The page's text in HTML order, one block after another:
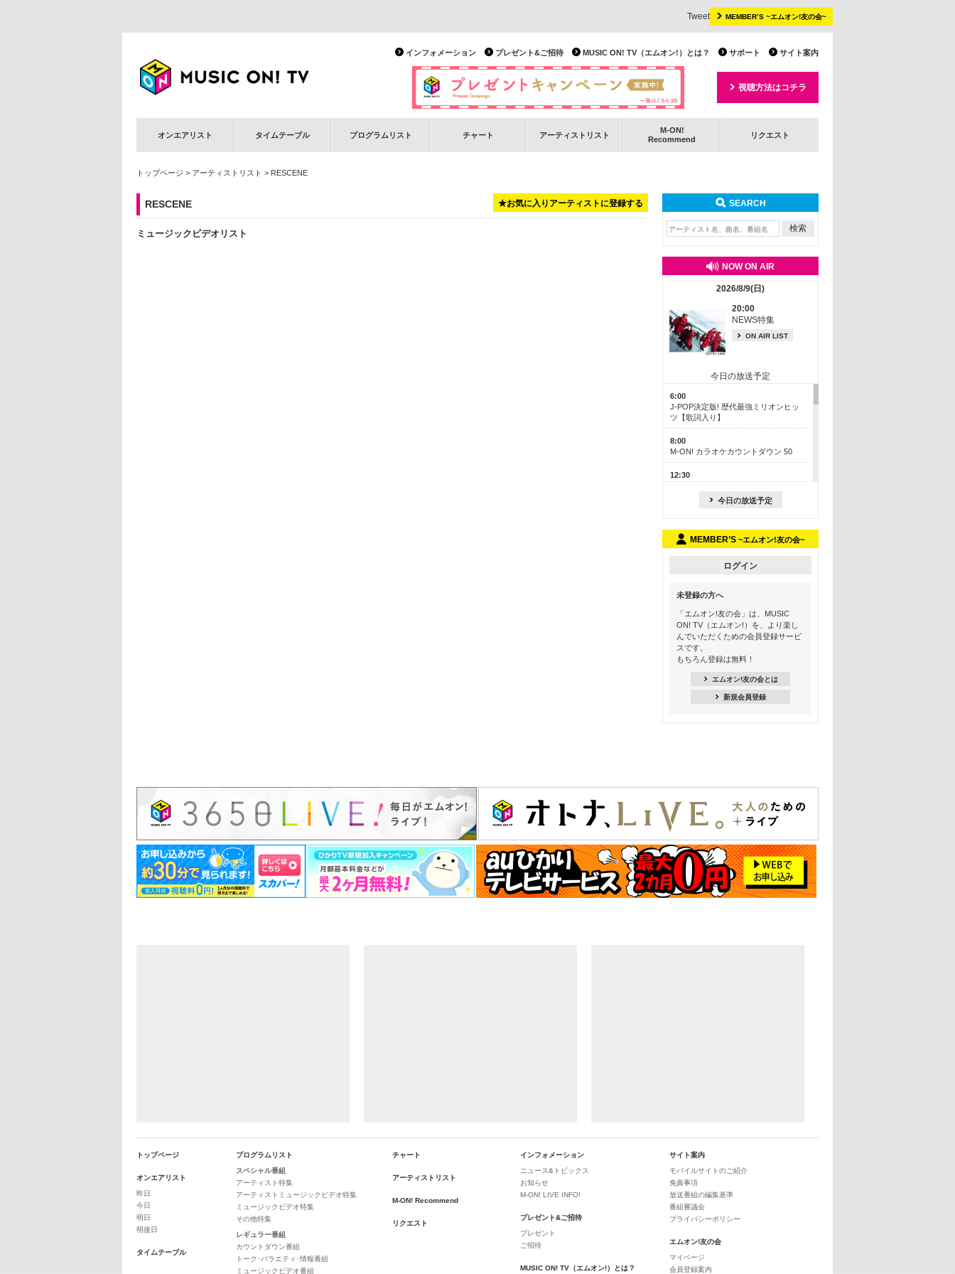
MEMBER’S ~エムオン!友の会~
Tweet
サイト案内
サポート
MUSIC ON! TV（エムオン!）とは？
プレゼント&ご招待
インフォメーション
視聴方法はコチラ
オンエアリスト タイムテーブル プログラムリスト チャート アーティストリスト
M-ON!
Recommend
リクエスト
トップページ > アーティストリスト > RESCENE
★お気に入りアーティストに登録する
RESCENE
ミュージックビデオリスト
SEARCH
NOW ON AIR
2026/8/9(日)
20:00
NEWS特集
ON AIR LIST
今日の放送予定
6:00
J-POP決定版! 歴代最強ミリオンヒッ
ツ【歌詞入り】
8:00
M-ON! カラオケカウントダウン 50
12:30
18:30
Hits ON! 最新アニメ主題歌特集 ＜＃
17＞
19:30
Kis-My-Ft2特集
NEWS特集
エムオン! ビッグヒッツ
25:00
この夏聴きたい! サマーソングメドレ
今日の放送予定
MEMBER’S ~エムオン!友の会~
ログイン
未登録の方へ
「エムオン!友の会」は、MUSIC
ON! TV（エムオン!）を、より楽し
んでいただくための会員登録サービ
スです。
もちろん登録は無料！
エムオン!友の会とは
新規会員登録
トップページ
オンエアリスト
昨日
今日
明日
明後日
タイムテーブル
プログラムリスト
スペシャル番組
アーティスト特集
アーティストミュージックビデオ特集
ミュージックビデオ特集
その他特集
レギュラー番組
カウントダウン番組
トーク･バラエティ･情報番組
ミュージックビデオ番組
チャート
アーティストリスト
M-ON! Recommend
リクエスト
インフォメーション
ニュース&トピックス
お知らせ
M-ON! LIVE INFO!
プレゼント&ご招待
プレゼント
ご招待
MUSIC ON! TV（エムオン!）とは？
サイト案内
モバイルサイトのご紹介
免責事項
放送番組の編集基準
番組審議会
プライバシーポリシー
エムオン!友の会
マイページ
会員登録案内